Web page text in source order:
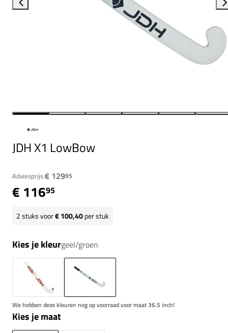
JDH X1 LowBow
Adviesprijs:€ 12995
€ 11695
2stuks voor€ 100,40per stuk
Kies je kleurgeel/groen
We hebben deze kleuren nog op voorraad voor maat 36.5 inch!
Kies je maat